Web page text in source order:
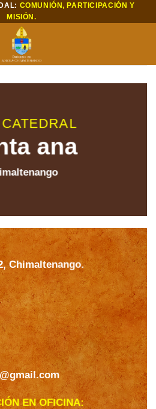
COMUNIÓN, PARTICIPACIÓN Y
MISIÓN.
ana
Chimaltenango.
EN OFICINA: